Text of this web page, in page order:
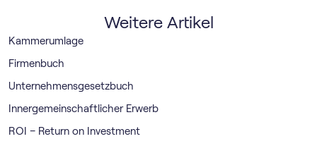
Weitere Artikel
Kammerumlage
Firmenbuch
Unternehmensgesetzbuch
Innergemeinschaftlicher Erwerb
ROI – Return on Investment